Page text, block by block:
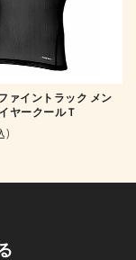
イントラック メン
ヤークールＴ
)